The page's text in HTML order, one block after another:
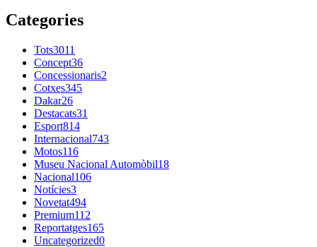
Categories
Tots3011
Concept36
Concessionaris2
Cotxes345
Dakar26
Destacats31
Esport814
Internacional743
Motos116
Museu Nacional Automòbil18
Nacional106
Notícies3
Novetat494
Premium112
Reportatges165
Uncategorized0